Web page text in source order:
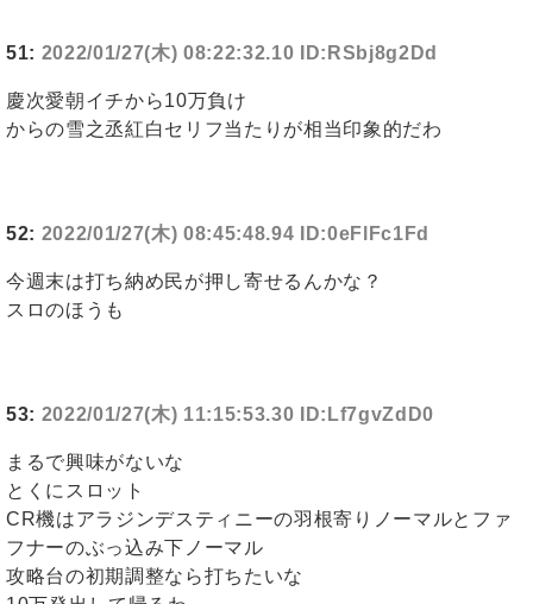
51: 2022/01/27(木) 08:22:32.10 ID:RSbj8g2Dd
慶次愛朝イチから10万負け
からの雪之丞紅白セリフ当たりが相当印象的だわ
52: 2022/01/27(木) 08:45:48.94 ID:0eFlFc1Fd
今週末は打ち納め民が押し寄せるんかな？
スロのほうも
53: 2022/01/27(木) 11:15:53.30 ID:Lf7gvZdD0
まるで興味がないな
とくにスロット
CR機はアラジンデスティニーの羽根寄りノーマルとファ
フナーのぶっ込み下ノーマル
攻略台の初期調整なら打ちたいな